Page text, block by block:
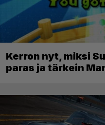
Kerron nyt, miksi
paras ja tärkein